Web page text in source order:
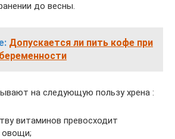
до весны.
Допускается ли пить кофе при
на следующую пользу хрена :
витаминов превосходит
овощи;